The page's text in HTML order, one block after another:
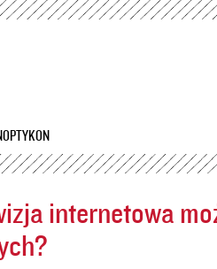
Przejdź
internetowa